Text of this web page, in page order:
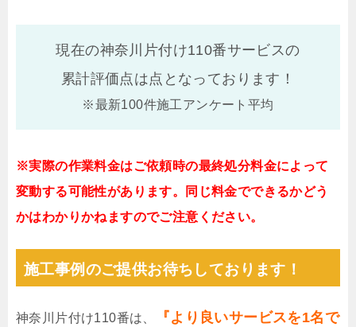
現在の神奈川片付け110番サービスの
累計評価点は点となっております！
※最新100件施工アンケート平均
※実際の作業料金はご依頼時の最終処分料金によって
変動する可能性があります。同じ料金でできるかどう
かはわかりかねますのでご注意ください。
施工事例のご提供お待ちしております！
神奈川片付け110番は、
『より良いサービスを1名で